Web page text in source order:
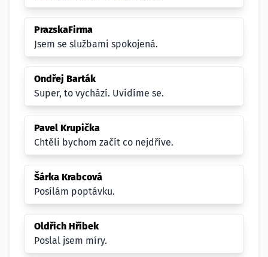
PrazskaFirma
Jsem se službami spokojená.
Ondřej Barták
Super, to vychází. Uvidíme se.
Pavel Krupička
Chtěli bychom začít co nejdříve.
Šárka Krabcová
Posílám poptávku.
Oldřich Hříbek
Poslal jsem míry.